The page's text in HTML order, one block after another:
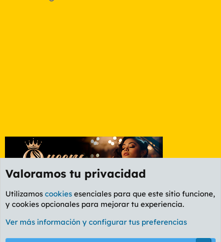
Foro Informática y Videojuegos
Cookies
PL OLDSTYLE AMARILLO
Valoramos tu privacidad
Utilizamos cookies esenciales para que este sitio funcione,
y cookies opcionales para mejorar tu experiencia.
Ver más información y configurar tus preferencias